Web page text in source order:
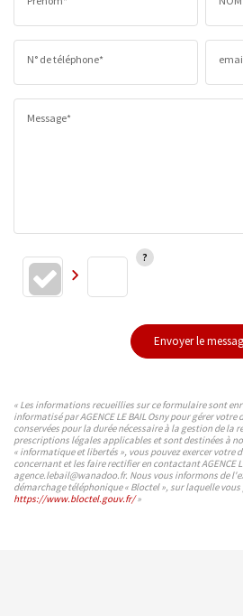
N° de téléphone*
Message*
Envoyer le
« Les informations recueillies sur ce formulaire sont
informatisé par AGENCE LE BAIL Osny pour gérer
conservées pour la durée nécessaire à la gestion de la
prescriptions légales applicables et sont destinées à
« informatique et libertés », vous pouvez exercer votre
concernant et les faire rectifier en contactant AGENCE
agence.lebail@wanadoo.fr. Nous vous informons de
démarchage téléphonique « Bloctel », sur laquelle
https://www.bloctel.gouv.fr/»